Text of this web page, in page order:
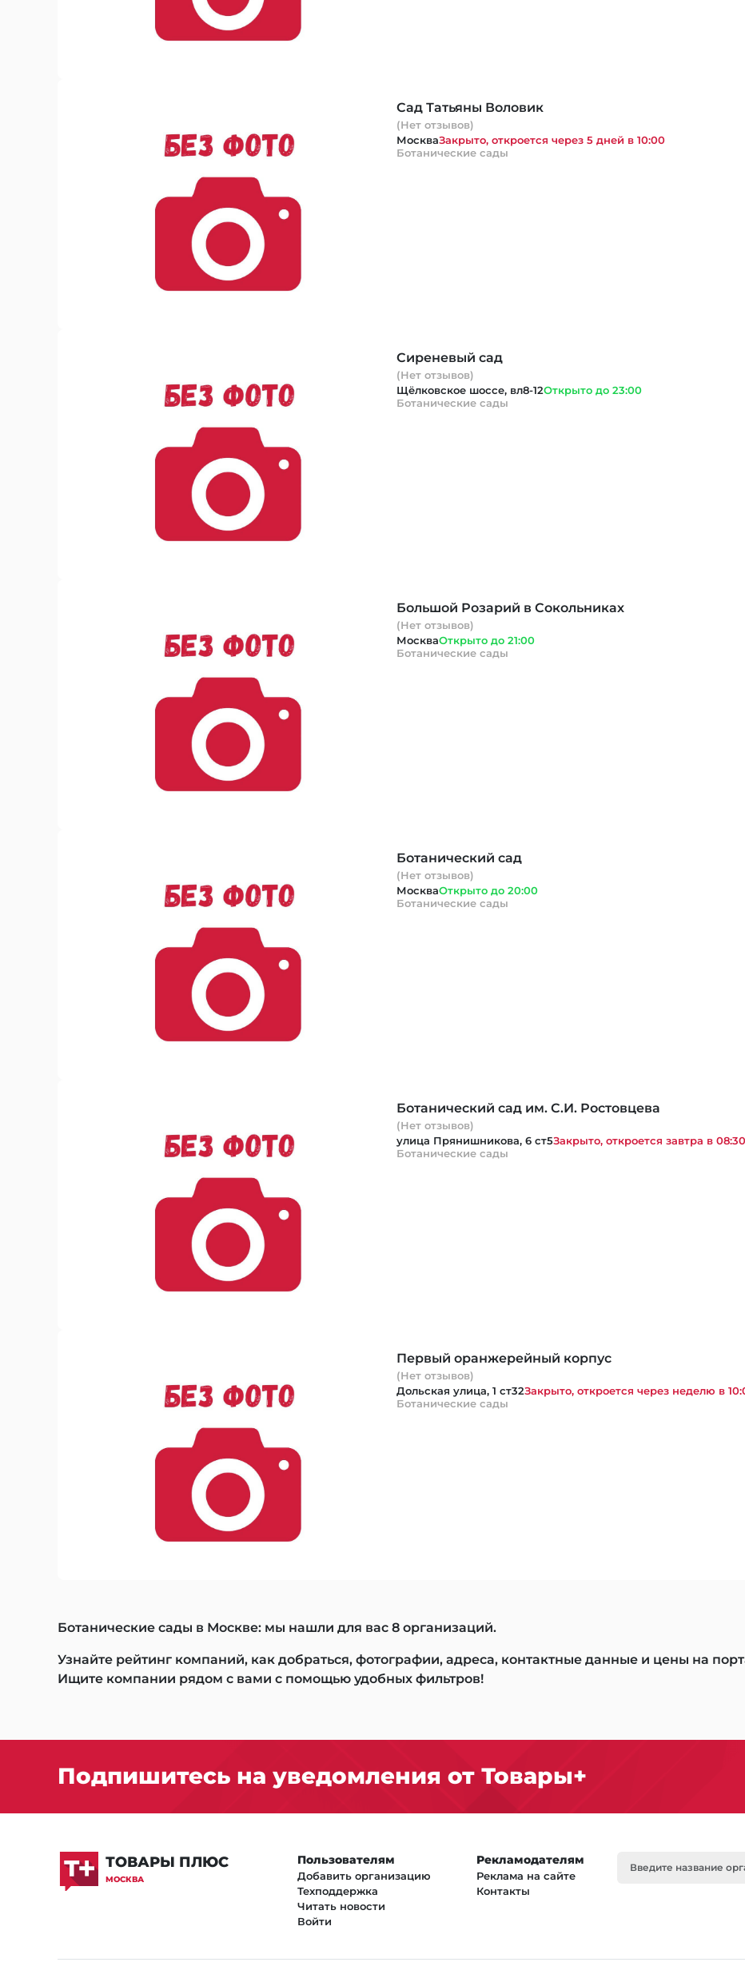
Сад Татьяны Воловик
(Нет отзывов)
МоскваЗакрыто, откроется через 5 дней в 10:00
Ботанические сады
Сиреневый сад
(Нет отзывов)
Щёлковское шоссе, вл8-12Открыто до 23:00
Ботанические сады
Большой Розарий в Сокольниках
(Нет отзывов)
МоскваОткрыто до 21:00
Ботанические сады
Ботанический сад
(Нет отзывов)
МоскваОткрыто до 20:00
Ботанические сады
Ботанический сад им. С.И. Ростовцева
(Нет отзывов)
улица Прянишникова, 6 ст5Закрыто, откроется завтра в 08:30
Ботанические сады
Первый оранжерейный корпус
(Нет отзывов)
Дольская улица, 1 ст32Закрыто, откроется через неделю в
Ботанические сады
Ботанические сады в Москве: мы нашли для вас 8 организаций.
Узнайте рейтинг компаний, как добраться, фотографии, адреса, контактные данные и цены на
Ищите компании рядом с вами с помощью удобных фильтров!
Подпишитесь на уведомления от Товары+
ТОВАРЫ ПЛЮС
МОСКВА
Пользователям
Добавить организацию
Техподдержка
Читать новости
Войти
Рекламодателям
Реклама на сайте
Контакты